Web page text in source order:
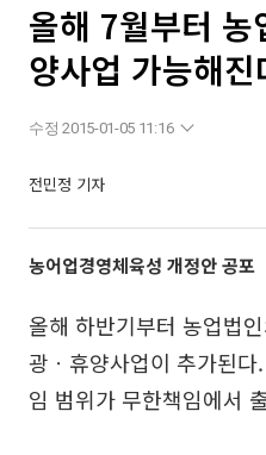
올해 7월부터 농
양사업 가능해진
수정 2015-01-05 11:16
전민정 기자
농어업경영체육성 개정안 공포
올해 하반기부터 농업법
광ㆍ휴양사업이 추가된
임 범위가 무한책임에서